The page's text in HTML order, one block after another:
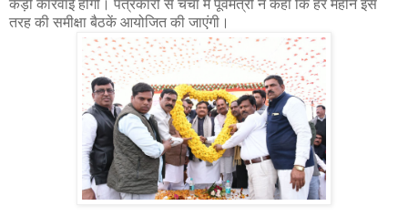
कड़ी कार्रवाई होगी। पत्रकारों से चर्चा में पूर्वमंत्री ने कहा कि हर महीने इस
तरह की समीक्षा बैठकें आयोजित की जाएंगी।